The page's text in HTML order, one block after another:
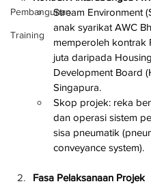
Pembangunan
Training
Stream Environment
anak syarikat AWC
memperoleh kontrak
juta daripada
Development Board
Singapura.
Skop projek: reka
dan operasi sistem
sisa pneumatik
conveyance system).
Fasa Pelaksanaan Projek